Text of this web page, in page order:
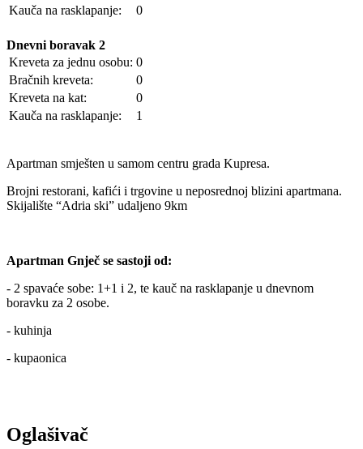
Kauča na rasklapanje:
0
Dnevni boravak 2
Kreveta za jednu osobu: 0
Bračnih kreveta:
0
Kreveta na kat:
0
Kauča na rasklapanje:
1
Apartman smješten u samom centru grada Kupresa.
Brojni restorani, kafići i trgovine u neposrednoj blizini apartmana.
Skijalište “Adria ski” udaljeno 9km
Apartman Gnječ se sastoji od:
- 2 spavaće sobe: 1+1 i 2, te kauč na rasklapanje u dnevnom
boravku za 2 osobe.
- kuhinja
- kupaonica
Oglašivač